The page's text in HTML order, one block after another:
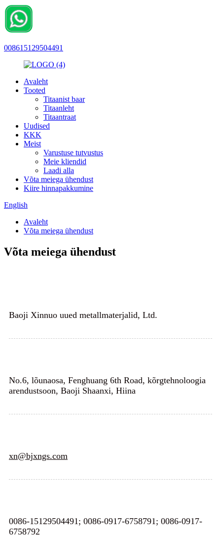
008615129504491
Avaleht
Tooted
Titaanist baar
Titaanleht
Titaantraat
Uudised
KKK
Meist
Varustuse tutvustus
Meie kliendid
Laadi alla
Võta meiega ühendust
Kiire hinnapakkumine
English
Avaleht
Võta meiega ühendust
Võta meiega ühendust
Baoji Xinnuo uued metallmaterjalid, Ltd.
No.6, lõunaosa, Fenghuang 6th Road, kõrgtehnoloogia
arendustsoon, Baoji Shaanxi, Hiina
xn@bjxngs.com
0086-15129504491; 0086-0917-6758791; 0086-0917-
6758792